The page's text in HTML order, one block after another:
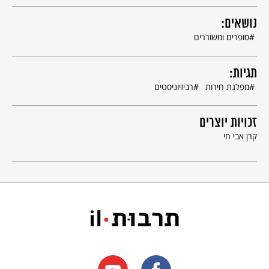
נושאים:
סופרים ומשוררים
תגיות:
מפלגת חירות רביזיוניסטים
זכויות יוצרים
קרן אבי חי